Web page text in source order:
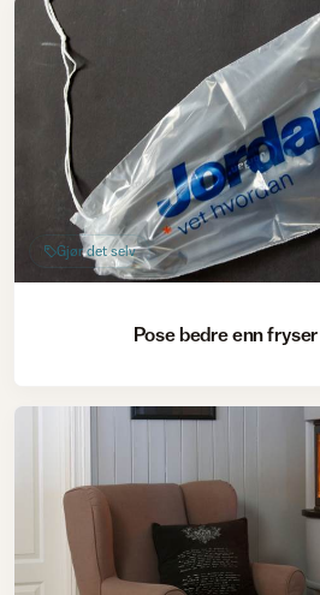
Gjør det selv
Pose bedre enn